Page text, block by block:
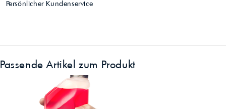
Persönlicher Kundenservice
Passende Artikel zum Produkt